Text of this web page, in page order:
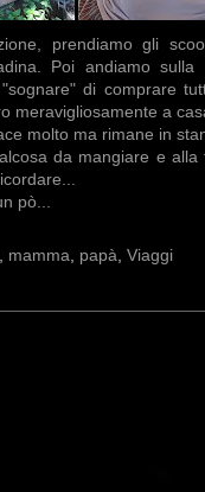
prendiamo gli
Poi andiamo sulla
di comprare
meravigliosamente a
molto ma rimane in
da mangiare e
pò...
mamma, papà, Viaggi